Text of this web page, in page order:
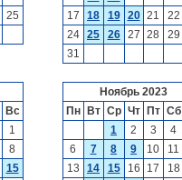
25
17
18 19 20 21 22
24
25 26 27 28 29
31
Вс
1
8
15
Ноябрь 2023
Пн
Вт Ср Чт Пт Сб
1
2 3 4
6
7 8 9 10 11
13
14 15 16 17 18